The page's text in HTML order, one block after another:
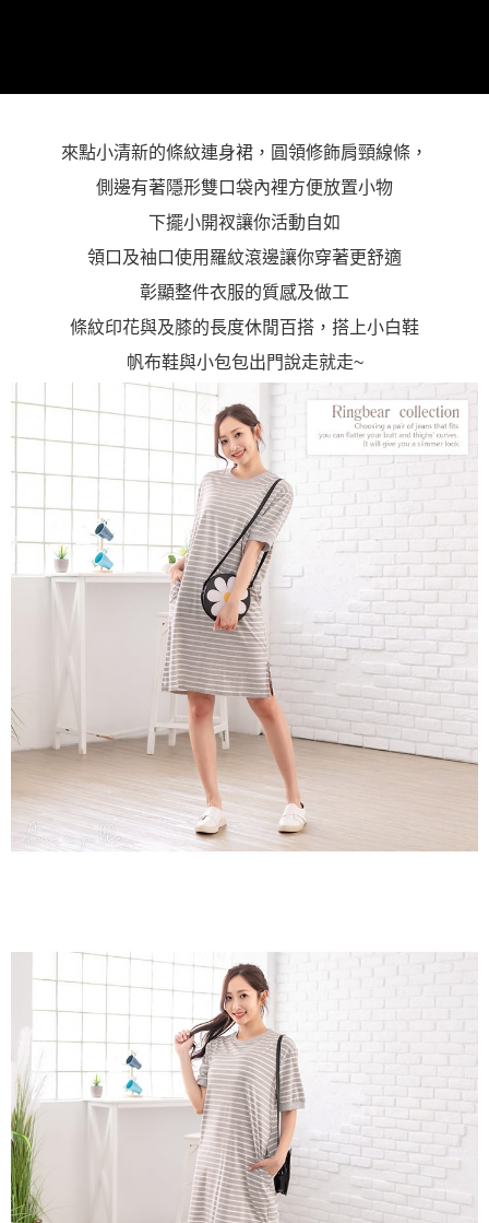
來點小清新的條紋連身裙，圓領修飾肩頸線條，
側邊有著隱形雙口袋內裡方便放置小物
下擺小開衩讓你活動自如
領口及袖口使用羅紋滾邊讓你穿著更舒適
彰顯整件衣服的質感及做工
條紋印花與及膝的長度休閒百搭，搭上小白鞋
帆布鞋與小包包出門說走就走~